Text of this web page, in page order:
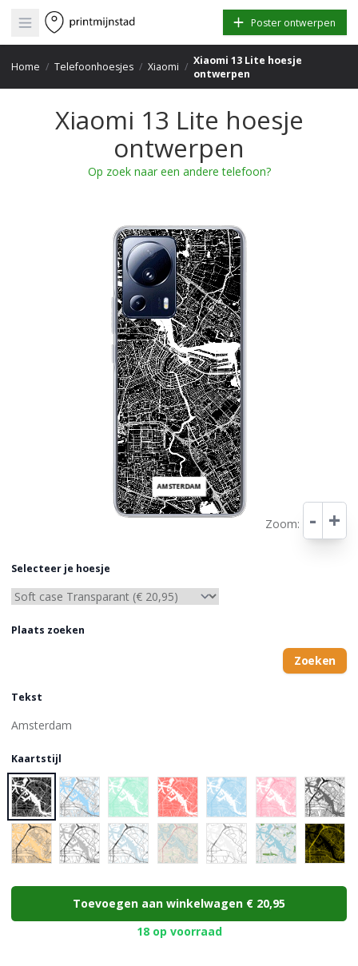
Open main menu Poster ontwerpen
Home / Telefoonhoesjes / Xiaomi / Xiaomi 13 Lite hoesje
ontwerpen
Xiaomi 13 Lite hoesje
ontwerpen
Op zoek naar een andere telefoon?
−
AMSTERDAM
Zoom: - +
Selecteer je hoesje
Plaats zoeken
Zoeken
Tekst
Kaartstijl
Choose a color
Toevoegen aan winkelwagen € 20,95
18 op voorraad